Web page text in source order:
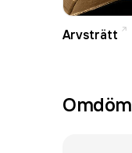
Arvsträtt